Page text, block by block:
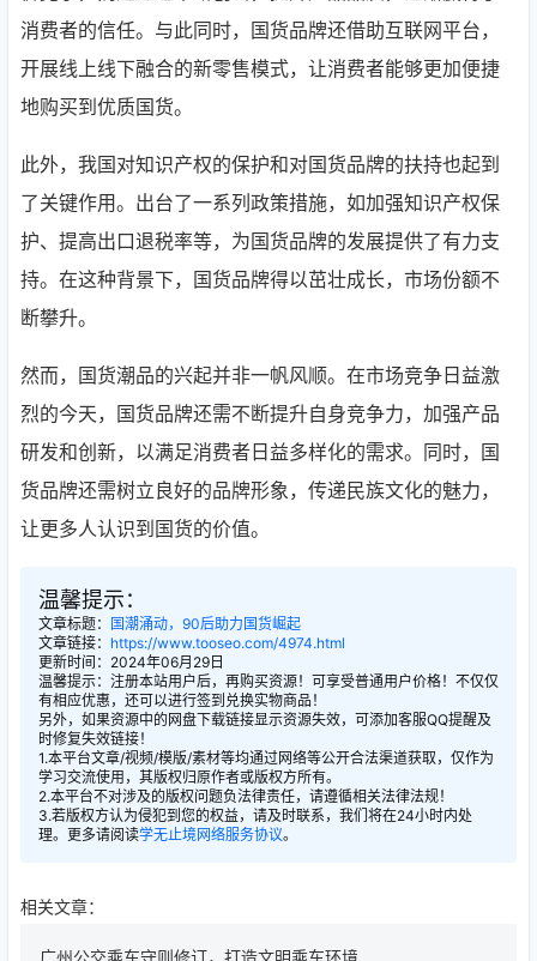
消费者的信任。与此同时，国货品牌还借助互联网平台，
开展线上线下融合的新零售模式，让消费者能够更加便捷
地购买到优质国货。
此外，我国对知识产权的保护和对国货品牌的扶持也起到
了关键作用。出台了一系列政策措施，如加强知识产权保
护、提高出口退税率等，为国货品牌的发展提供了有力支
持。在这种背景下，国货品牌得以茁壮成长，市场份额不
断攀升。
然而，国货潮品的兴起并非一帆风顺。在市场竞争日益激
烈的今天，国货品牌还需不断提升自身竞争力，加强产品
研发和创新，以满足消费者日益多样化的需求。同时，国
货品牌还需树立良好的品牌形象，传递民族文化的魅力，
让更多人认识到国货的价值。
温馨提示：
文章标题：
国潮涌动，90后助力国货崛起
文章链接： https://www.tooseo.com/4974.html
更新时间：2024年06月29日
温馨提示：注册本站用户后，再购买资源！可享受普通用户价格！不仅仅
有相应优惠，还可以进行签到兑换实物商品！
另外，如果资源中的网盘下载链接显示资源失效，可添加客服QQ提醒及
时修复失效链接！
1.本平台文章/视频/模版/素材等均通过网络等公开合法渠道获取，仅作为
学习交流使用，其版权归原作者或版权方所有。
2.本平台不对涉及的版权问题负法律责任，请遵循相关法律法规！
3.若版权方认为侵犯到您的权益，请及时联系，我们将在24小时内处
理。更多请阅读学无止境网络服务协议。
相关文章：